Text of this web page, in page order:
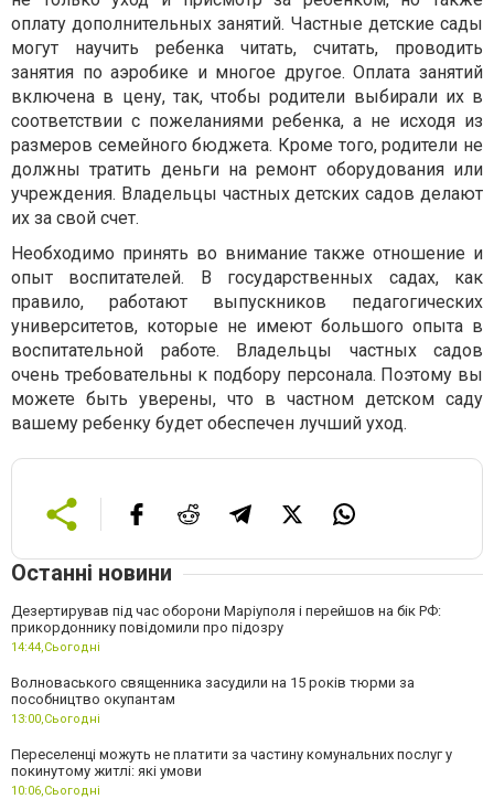
оплату дополнительных занятий. Частные детские сады
могут научить ребенка читать, считать, проводить
занятия по аэробике и многое другое. Оплата занятий
включена в цену, так, чтобы родители выбирали их в
соответствии с пожеланиями ребенка, а не исходя из
размеров семейного бюджета. Кроме того, родители не
должны тратить деньги на ремонт оборудования или
учреждения. Владельцы частных детских садов делают
их за свой счет.
Необходимо принять во внимание также отношение и
опыт воспитателей. В государственных садах, как
правило, работают выпускников педагогических
университетов, которые не имеют большого опыта в
воспитательной работе. Владельцы частных садов
очень требовательны к подбору персонала. Поэтому вы
можете быть уверены, что в частном детском саду
вашему ребенку будет обеспечен лучший уход.
Останні новини
Дезертирував під час оборони Маріуполя і перейшов на бік РФ:
прикордоннику повідомили про підозру
14:44,Сьогодні
Волноваського священника засудили на 15 років тюрми за
пособництво окупантам
13:00,Сьогодні
Переселенці можуть не платити за частину комунальних послуг у
покинутому житлі: які умови
10:06,Сьогодні